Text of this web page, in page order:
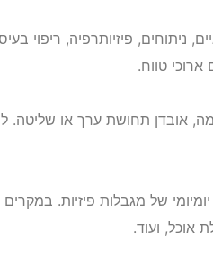
ניתוחים, פיזיותרפיה, ריפוי
ארוכי טווח.
אובדן תחושת ערך או שליטה.
של מגבלות פיזיות.
אוכל, ועוד.